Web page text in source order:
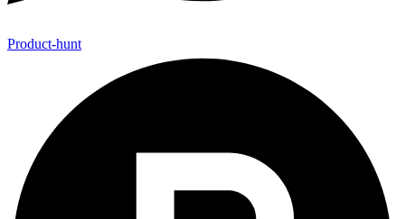
Product-hunt